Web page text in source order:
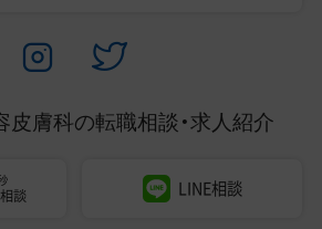
皮膚科の転職相談・求人紹介
談 LINE相談